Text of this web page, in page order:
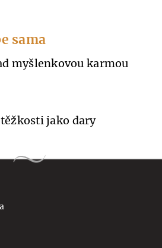
sama
myšlenkovou karmou
jako dary